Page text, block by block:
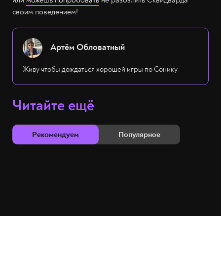
своим поведением!
Артём Обловатный
Живу чтобы дождаться хорошей игры по Сонику
Читайте ещё
Рекомендуем Популярное